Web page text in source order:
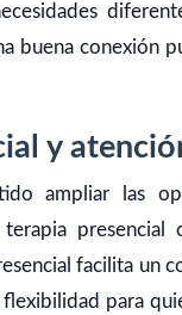
buena conexión
y
ampliar las
presencial
facilita un
para